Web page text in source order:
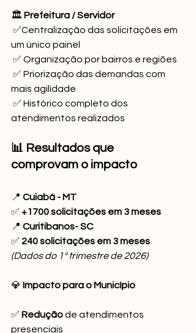
🏛️ Prefeitura / Servidor
✅Centralização das solicitações em
um único painel
✅ Organização por bairros e regiões
✅ Priorização das demandas com
mais agilidade
✅ Histórico completo dos
atendimentos realizados
📊 Resultados que
comprovam o impacto
📍 Cuiabá - MT
✅ +1700 solicitações em 3 meses
📍 Curitibanos- SC
✅ 240 solicitações em 3 meses
(Dados do 1º trimestre de 2026)
💎 Impacto para o Município
✅ Redução de atendimentos
presenciais